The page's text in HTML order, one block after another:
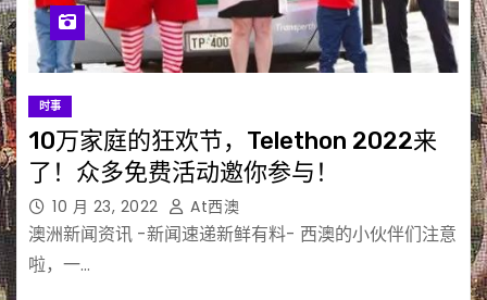
时事
10万家庭的狂欢节，Telethon 2022来
了！众多免费活动邀你参与！
10 月 23, 2022 At西澳
澳洲新闻资讯 -新闻速递新鲜有料- 西澳的小伙伴们注意
啦，一…